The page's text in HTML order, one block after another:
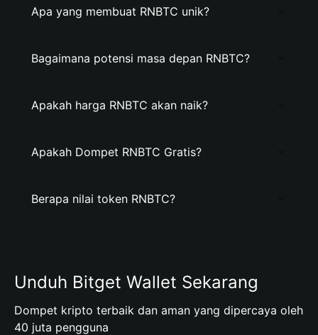
Apa yang membuat RNBTC unik?
Bagaimana potensi masa depan RNBTC?
Apakah harga RNBTC akan naik?
Apakah Dompet RNBTC Gratis?
Berapa nilai token RNBTC?
Unduh Bitget Wallet Sekarang
Dompet kripto terbaik dan aman yang dipercaya oleh
40 juta pengguna